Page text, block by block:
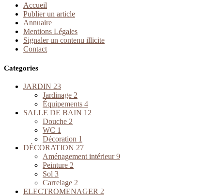
Accueil
Publier un article
Annuaire
Mentions Légales
Signaler un contenu illicite
Contact
Categories
JARDIN 23
Jardinage 2
Équipements 4
SALLE DE BAIN 12
Douche 2
WC 1
Décoration 1
DÉCORATION 27
Aménagement intérieur9
Peinture 2
Sol 3
Carrelage 2
ELECTROMENAGER 2